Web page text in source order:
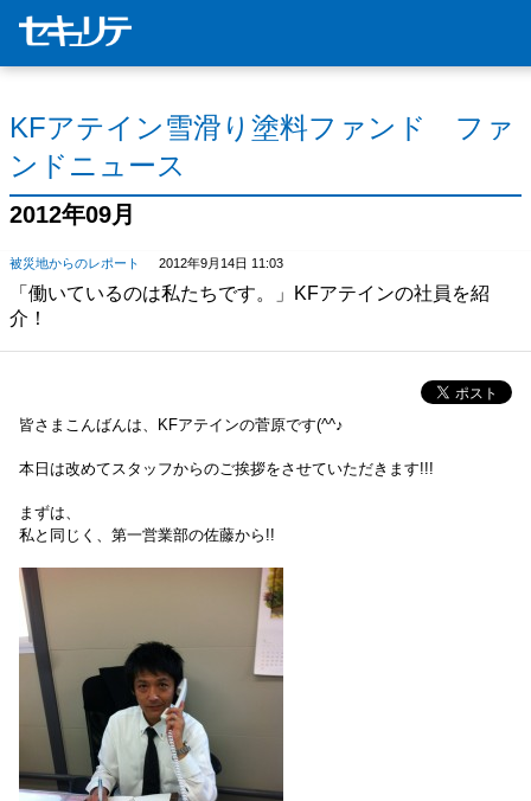
KFアテイン雪滑り塗料ファンド ファ
ンドニュース
2012年09月
被災地からのレポート 2012年9月14日 11:03
「働いているのは私たちです。」KFアテインの社員を紹
介！
皆さまこんばんは、KFアテインの菅原です(^^♪
本日は改めてスタッフからのご挨拶をさせていただきます!!!
まずは、
私と同じく、第一営業部の佐藤から!!